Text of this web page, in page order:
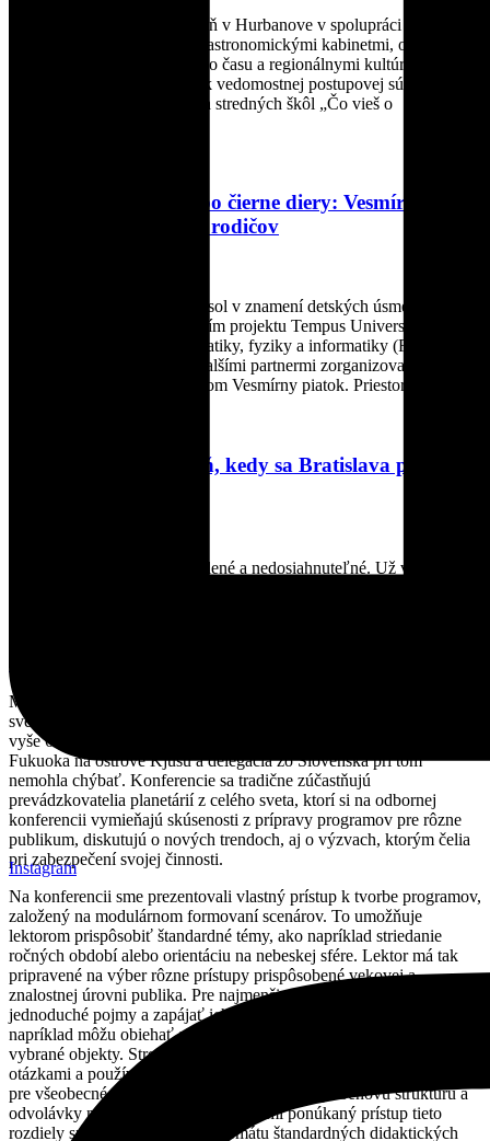
Instagram
Slovenská ústredná hvezdáreň v Hurbanove v spolupráci s
hvezdárňami a planetáriami, astronomickými kabinetmi, osvetovými
strediskami, centrami voľného času a regionálnymi kultúrnymi
centrami vyhlasuje 36. ročník vedomostnej postupovej súťaže pre
žiačky a žiakov základných a stredných škôl „Čo vieš o
Od ananásovej pizze po čierne diery: Vesmírny
piatok nadchol deti aj rodičov
Piatok 13. marca 2026 sa niesol v znamení detských úsmevov a
témy vesmíru. Organizačný tím projektu Tempus Universum v
spolupráci s Fakultou matematiky, fyziky a informatiky (FMFI)
Univerzity Komenského a ďalšími partnermi zorganizoval
vzdelávacie podujatie s názvom Vesmírny piatok. Priestory
Vesmírny piatok – Deň, kedy sa Bratislava priblíži
Vesmír nie je len niečo vzdialené a nedosiahnuteľné. Už v marci
Medzinárodná asociácia planetárií (IPS) organizuje každý druhý rok
svetovú konferenciu pre odborníkov na planetáriá. Tento rok sa zišlo
vyše 600 účastníkov na pozvanie japonských kolegov v meste
Fukuoka na ostrove Kjúšú a delegácia zo Slovenska pri tom
nemohla chýbať. Konferencie sa tradične zúčastňujú
prevádzkovatelia planetárií z celého sveta, ktorí si na odbornej
konferencii vymieňajú skúsenosti z prípravy programov pre rôzne
publikum, diskutujú o nových trendoch, aj o výzvach, ktorým čelia
pri zabezpečení svojej činnosti.
Na konferencii sme prezentovali vlastný prístup k tvorbe programov,
založený na modulárnom formovaní scenárov. To umožňuje
lektorom prispôsobiť štandardné témy, ako napríklad striedanie
ročných období alebo orientáciu na nebeskej sfére. Lektor má tak
pripravené na výber rôzne prístupy prispôsobené vekovej a
znalostnej úrovni publika. Pre najmenšie deti je dôležité používať
jednoduché pojmy a zapájať ich aj formou pohybových aktivít,
napríklad môžu obiehať ako planéty alebo ukazovať prstom na
vybrané objekty. Stredoškolské publikum je potrebné zapájať
otázkami a používať pri tom terminológiu podľa školských osnov. A
pre všeobecné publikum je vhodné využívať príbehovú štruktúru a
odvolávky na kultúrne fenomény. Nami ponúkaný prístup tieto
rozdiely spája do praktického formátu štandardných didaktických